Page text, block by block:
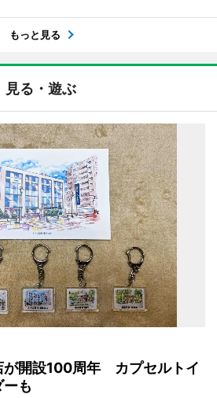
もっと見る
見る・遊ぶ
が開設100周年 カプセルトイ
も